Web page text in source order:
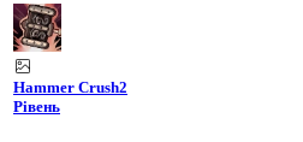
Hammer Crush2
Рівень